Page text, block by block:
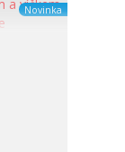
Novinka